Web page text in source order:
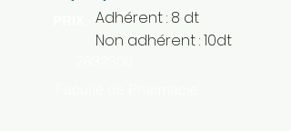
Adhérent : 8 dt
Non adhérent : 10dt